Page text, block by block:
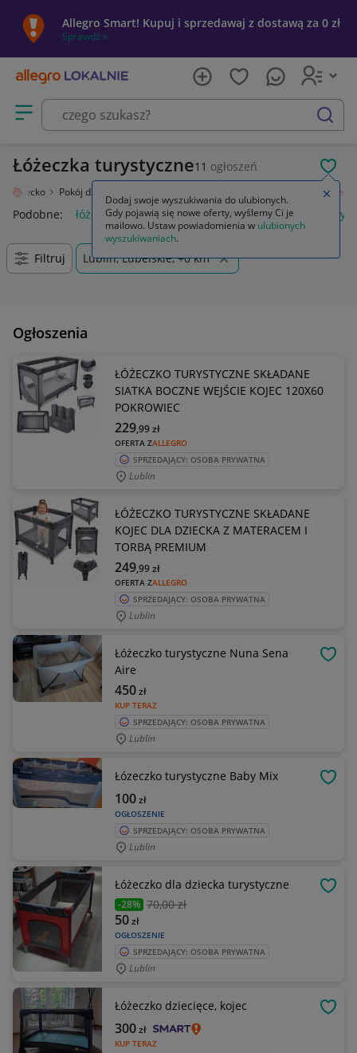
Allegro Smart! Kupuj i sprzedawaj z dostawą za 0 zł
Sprawdź »
Otwórz menu z kategoriami
szukaj
Łóżeczka turystyczne11 ogłoszeń
Dziecko Pokój dziecięcy Łóżeczka turystyczne
Podobne: łóżeczka turystyczne materac do łóżeczka
Filtruj Lublin, Lubelskie, +0 km
Ogłoszenia
ŁÓŻECZKO TURYSTYCZNE SKŁADANE
SIATKA BOCZNE WEJŚCIE KOJEC 120X60
POKROWIEC
OFERTA ZALLEGRO
229,99zł
SPRZEDAJĄCY: OSOBA PRYWATNA
Lublin
ŁÓŻECZKO TURYSTYCZNE SKŁADANE
KOJEC DLA DZIECKA Z MATERACEM I
TORBĄ PREMIUM
OFERTA ZALLEGRO
249,99zł
SPRZEDAJĄCY: OSOBA PRYWATNA
Lublin
Łóżeczko turystyczne Nuna Sena
Aire
KUP TERAZ
450zł
SPRZEDAJĄCY: OSOBA PRYWATNA
Lublin
Łózeczko turystyczne Baby Mix
OGŁOSZENIE
100zł
SPRZEDAJĄCY: OSOBA PRYWATNA
Lublin
Łóżeczko dla dziecka turystyczne
-28% 70,00 zł
OGŁOSZENIE
50zł
SPRZEDAJĄCY: OSOBA PRYWATNA
Lublin
Łóżeczko dziecięce, kojec
KUP TERAZ
300zł
Dodaj swoje wyszukiwania do ulubionych.
Gdy pojawią się nowe oferty, wyślemy Ci je
mailowo. Ustaw powiadomienia w ulubionych
wyszukiwaniach.